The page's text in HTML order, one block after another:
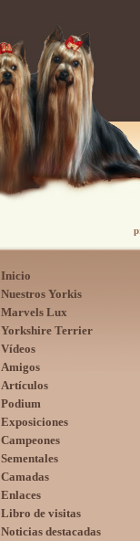
Inicio
Nuestros Yorkis
Marvels Lux
Yorkshire Terrier
Vídeos
Amigos
Artículos
Podium
Exposiciones
Campeones
Sementales
Camadas
Enlaces
Libro de visitas
Noticias destacadas